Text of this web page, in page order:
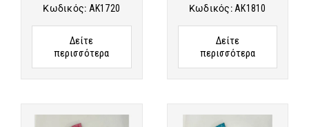
Κωδικός: AK1720
Δείτε
περισσότερα
Κωδικός: AK1810
Δείτε
περισσότερα